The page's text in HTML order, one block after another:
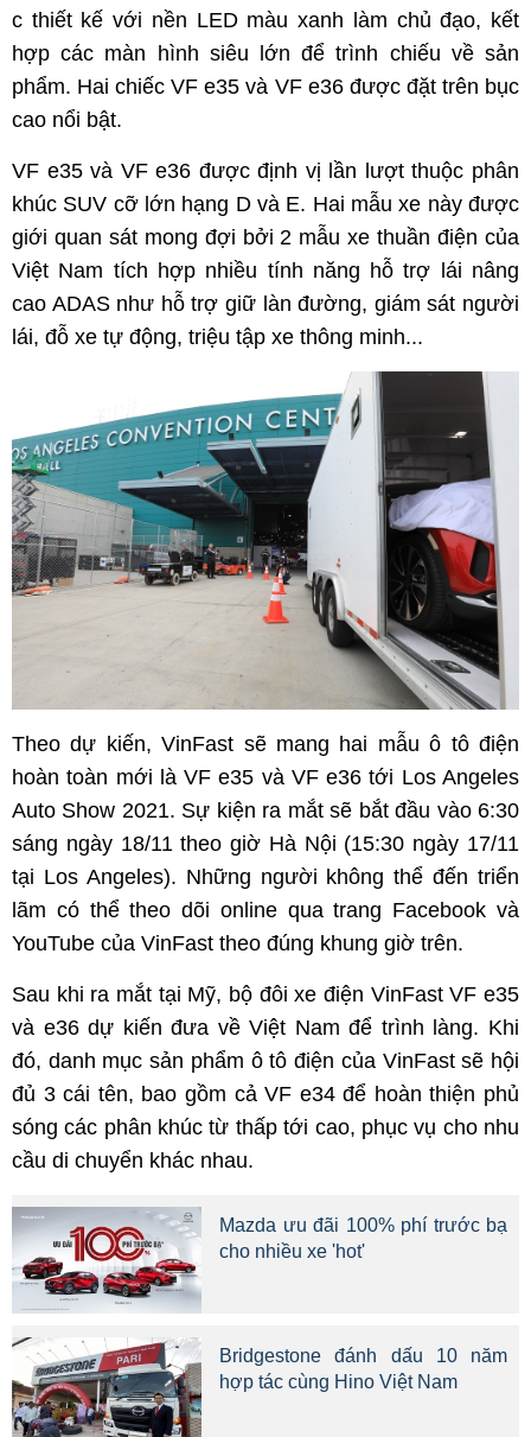
c thiết kế với nền LED màu xanh làm chủ đạo, kết
hợp các màn hình siêu lớn để trình chiếu về sản
phẩm. Hai chiếc VF e35 và VF e36 được đặt trên bục
cao nổi bật.
VF e35 và VF e36 được định vị lần lượt thuộc phân
khúc SUV cỡ lớn hạng D và E. Hai mẫu xe này được
giới quan sát mong đợi bởi 2 mẫu xe thuần điện của
Việt Nam tích hợp nhiều tính năng hỗ trợ lái nâng
cao ADAS như hỗ trợ giữ làn đường, giám sát người
lái, đỗ xe tự động, triệu tập xe thông minh...
Theo dự kiến, VinFast sẽ mang hai mẫu ô tô điện
hoàn toàn mới là VF e35 và VF e36 tới Los Angeles
Auto Show 2021. Sự kiện ra mắt sẽ bắt đầu vào 6:30
sáng ngày 18/11 theo giờ Hà Nội (15:30 ngày 17/11
tại Los Angeles). Những người không thể đến triển
lãm có thể theo dõi online qua trang Facebook và
YouTube của VinFast theo đúng khung giờ trên.
Sau khi ra mắt tại Mỹ, bộ đôi xe điện VinFast VF e35
và e36 dự kiến đưa về Việt Nam để trình làng. Khi
đó, danh mục sản phẩm ô tô điện của VinFast sẽ hội
đủ 3 cái tên, bao gồm cả VF e34 để hoàn thiện phủ
sóng các phân khúc từ thấp tới cao, phục vụ cho nhu
cầu di chuyển khác nhau.
Mazda ưu đãi 100% phí trước bạ
cho nhiều xe 'hot'
Bridgestone đánh dấu 10 năm
hợp tác cùng Hino Việt Nam